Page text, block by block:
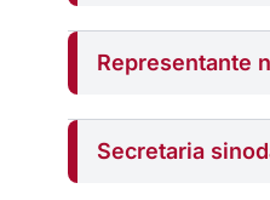
Representante
Secretaria